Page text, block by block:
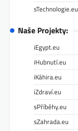
sTechnologie.eu
Naše Projekty:
iEgypt.eu
iHubnutí.eu
iKáhira.eu
iZdraví.eu
sPříběhy.eu
sZahrada.eu